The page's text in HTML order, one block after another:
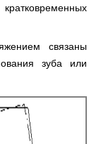
связаны
зуба или